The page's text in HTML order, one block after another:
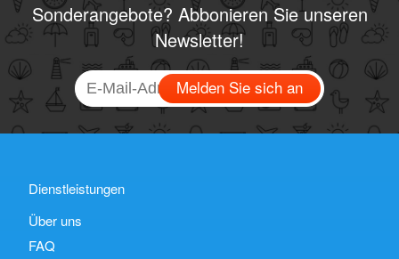
Sonderangebote? Abbonieren Sie unseren
Newsletter!
Melden Sie sich an
Dienstleistungen
Über uns
FAQ